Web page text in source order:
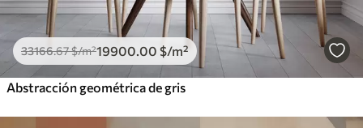
33166.67$/m²19900 .00 $/m²
Abstracción geométrica de gris